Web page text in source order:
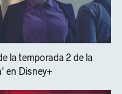
la temporada 2 de la
en Disney+